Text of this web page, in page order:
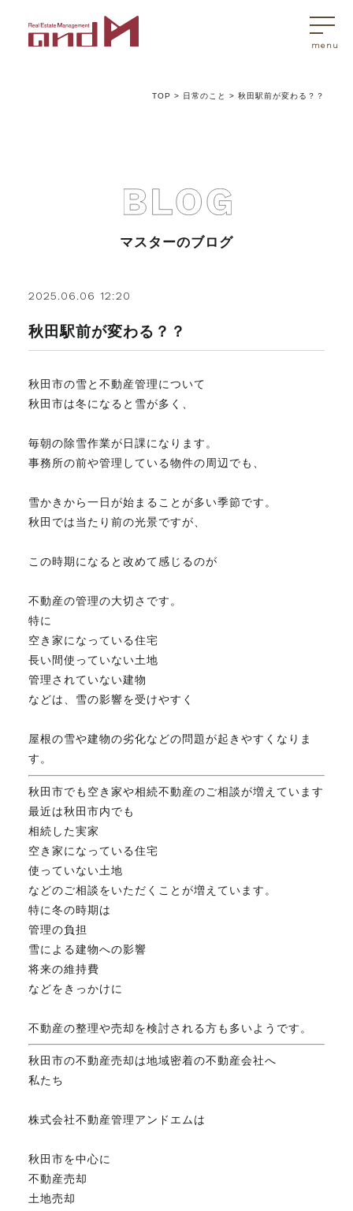
アンドエムが選ばれる理由
不動産売買Q&A
不動産のお悩み解決
マスターおすすめ物件
会社概要
スタッフ紹介
マスターのブログ
018-853-5780
FAX. 018-853-5781
土曜10:00－15:00（要予約）
定休日：第2第4土曜日および日曜祝祭日
無料相談、お問い合わせはこちら
TOP > 日常のこと >秋田駅前が変わる？？
マスターのブログ
2025.06.06 12:20
秋田駅前が変わる？？
秋田市の雪と不動産管理について
秋田市は冬になると雪が多く、
毎朝の除雪作業が日課になります。
事務所の前や管理している物件の周辺でも、
雪かきから一日が始まることが多い季節です。
秋田では当たり前の光景ですが、
この時期になると改めて感じるのが
不動産の管理の大切さです。
特に
空き家になっている住宅
長い間使っていない土地
管理されていない建物
などは、雪の影響を受けやすく
屋根の雪や建物の劣化などの問題が起きやすくなりま
す。
秋田市でも空き家や相続不動産のご相談が増えています
最近は秋田市内でも
相続した実家
空き家になっている住宅
使っていない土地
などのご相談をいただくことが増えています。
特に冬の時期は
管理の負担
雪による建物への影響
将来の維持費
などをきっかけに
不動産の整理や売却を検討される方も多いようです。
秋田市の不動産売却は地域密着の不動産会社へ
私たち
株式会社不動産管理アンドエムは
秋田市を中心に
不動産売却
土地売却